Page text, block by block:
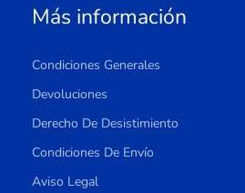
Más información
Condiciones Generales
Devoluciones
Derecho De Desistimiento
Condiciones De Envío
Aviso Legal